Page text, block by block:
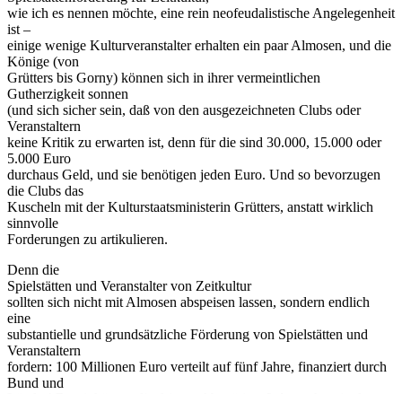
wie ich es nennen möchte, eine rein neofeudalistische Angelegenheit
ist –
einige wenige Kulturveranstalter erhalten ein paar Almosen, und die
Könige (von
Grütters bis Gorny) können sich in ihrer vermeintlichen
Gutherzigkeit sonnen
(und sich sicher sein, daß von den ausgezeichneten Clubs oder
Veranstaltern
keine Kritik zu erwarten ist, denn für die sind 30.000, 15.000 oder
5.000 Euro
durchaus Geld, und sie benötigen jeden Euro. Und so bevorzugen
die Clubs das
Kuscheln mit der Kulturstaatsministerin Grütters, anstatt wirklich
sinnvolle
Forderungen zu artikulieren.
Denn die
Spielstätten und Veranstalter von Zeitkultur
sollten sich nicht mit Almosen abspeisen lassen, sondern endlich
eine
substantielle und grundsätzliche Förderung von Spielstätten und
Veranstaltern
fordern: 100 Millionen Euro verteilt auf fünf Jahre, finanziert durch
Bund und